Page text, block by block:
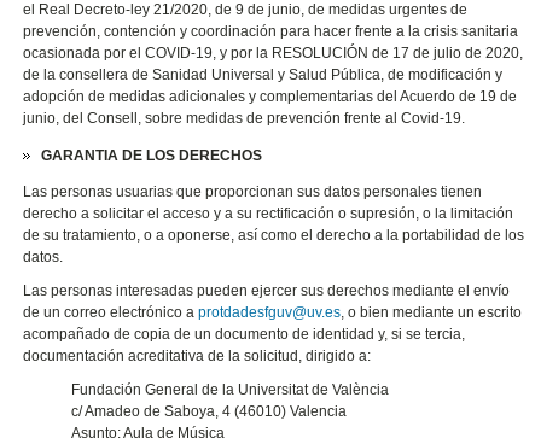
el Real Decreto-ley 21/2020, de 9 de junio, de medidas urgentes de
prevención, contención y coordinación para hacer frente a la crisis sanitaria
ocasionada por el COVID-19, y por la RESOLUCIÓN de 17 de julio de 2020,
de la consellera de Sanidad Universal y Salud Pública, de modificación y
adopción de medidas adicionales y complementarias del Acuerdo de 19 de
junio, del Consell, sobre medidas de prevención frente al Covid-19.
GARANTIA DE LOS DERECHOS
Las personas usuarias que proporcionan sus datos personales tienen
derecho a solicitar el acceso y a su rectificación o supresión, o la limitación
de su tratamiento, o a oponerse, así como el derecho a la portabilidad de los
datos.
Las personas interesadas pueden ejercer sus derechos mediante el envío
de un correo electrónico aprotdadesfguv@uv.es, o bien mediante un escrito
acompañado de copia de un documento de identidad y, si se tercia,
documentación acreditativa de la solicitud, dirigido a:
Fundación General de la Universitat de València
c/ Amadeo de Saboya, 4 (46010) Valencia
Asunto: Aula de Música